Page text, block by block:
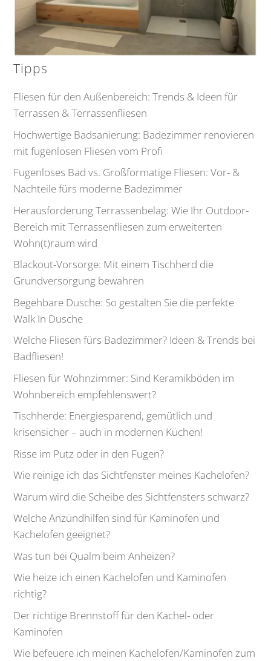
Tipps
Fliesen für den Außenbereich: Trends & Ideen für
Terrassen & Terrassenfliesen
Hochwertige Badsanierung: Badezimmer renovieren
mit fugenlosen Fliesen vom Profi
Fugenloses Bad vs. Großformatige Fliesen: Vor- &
Nachteile fürs moderne Badezimmer
Herausforderung Terrassenbelag: Wie Ihr Outdoor-
Bereich mit Terrassenfliesen zum erweiterten
Wohn(t)raum wird
Blackout-Vorsorge: Mit einem Tischherd die
Grundversorgung bewahren
Begehbare Dusche: So gestalten Sie die perfekte
Walk In Dusche
Welche Fliesen fürs Badezimmer? Ideen & Trends bei
Badfliesen!
Fliesen für Wohnzimmer: Sind Keramikböden im
Wohnbereich empfehlenswert?
Tischherde: Energiesparend, gemütlich und
krisensicher – auch in modernen Küchen!
Risse im Putz oder in den Fugen?
Wie reinige ich das Sichtfenster meines Kachelofen?
Warum wird die Scheibe des Sichtfensters schwarz?
Welche Anzündhilfen sind für Kaminofen und
Kachelofen geeignet?
Was tun bei Qualm beim Anheizen?
Wie heize ich einen Kachelofen und Kaminofen
richtig?
Der richtige Brennstoff für den Kachel- oder
Kaminofen
Wie befeuere ich meinen Kachelofen/Kaminofen zum